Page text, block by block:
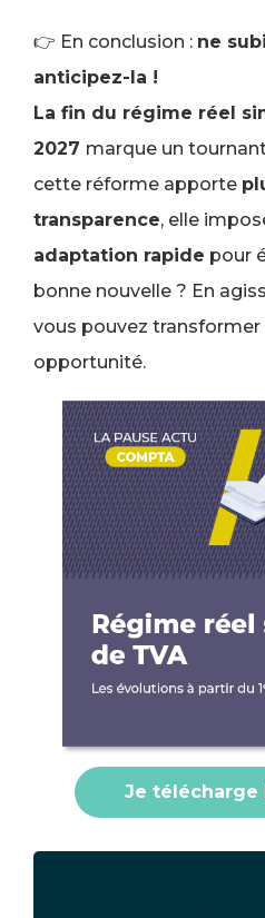
👉 En conclusion : ne
anticipez-la !
La fin du régime réel
2027 marque un
cette réforme apporte
transparence, elle
adaptation rapide pour
bonne nouvelle ? En
vous pouvez
opportunité.
Je télécharge